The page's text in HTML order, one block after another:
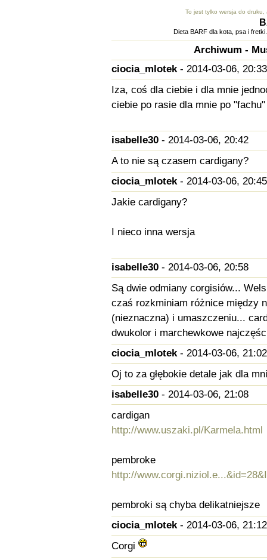
To jest tylko wersja do druku,
Dieta BARF dla kota, psa i
Archiwum -
ciocia_mlotek- 2014-03-06, 20:33
Iza, coś dla ciebie i dla mnie
ciebie po rasie dla mnie po "fachu"
isabelle30- 2014-03-06, 20:42
A to nie są czasem cardigany?
ciocia_mlotek- 2014-03-06, 20:45
Jakie cardigany?
I nieco inna wersja
isabelle30- 2014-03-06, 20:58
Są dwie odmiany corgisiów...
czaś rozkminiam różnice między
(nieznaczna) i umaszczeniu...
dwukolor i marchewkowe
ciocia_mlotek- 2014-03-06, 21:02
Oj to za głębokie detale jak dla
isabelle30- 2014-03-06, 21:08
cardigan
http://www.uszaki.pl/Karmela.html
pembroke
http://
pembroki są chyba delikatniejsze
ciocia_mlotek- 2014-03-06, 21:12
Corgi